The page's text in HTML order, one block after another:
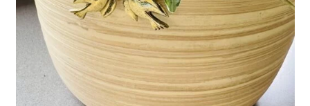
the
carousel
navigation
buttons